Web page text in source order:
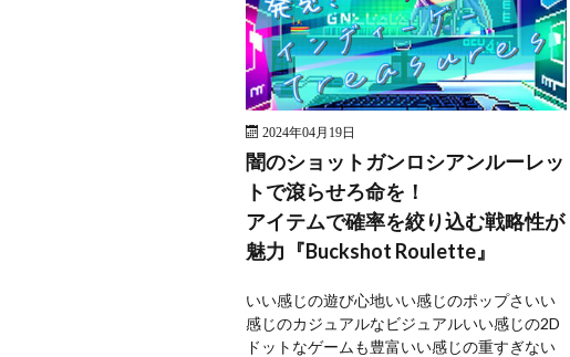
2024年04月19日
闇のショットガンロシアンルーレッ
トで滾らせろ命を！
アイテムで確率を絞り込む戦略性が
魅力『Buckshot Roulette』
いい感じの遊び心地いい感じのポップさいい
感じのカジュアルなビジュアルいい感じの2D
ドットなゲームも豊富いい感じの重すぎない